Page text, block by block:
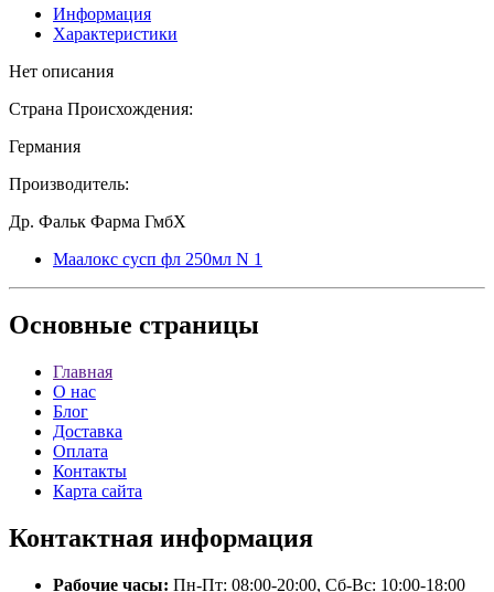
Информация
Характеристики
Нет описания
Страна Происхождения:
Германия
Производитель:
Др. Фальк Фарма ГмбХ
Маалокс сусп фл 250мл N 1
Основные страницы
Главная
О нас
Блог
Доставка
Оплата
Контакты
Карта сайта
Контактная информация
Рабочие часы: Пн-Пт: 08:00-20:00, Сб-Вс: 10:00-18:00